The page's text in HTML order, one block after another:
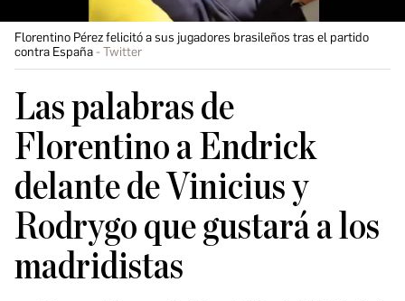
Florentino Pérez felicitó a sus jugadores brasileños tras el partido
contra España
Twitter
Las palabras de
Florentino a Endrick
delante de Vinicius y
Rodrygo que gustará a los
madridistas